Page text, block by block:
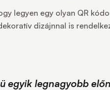
legyen egy olyan QR
dizájnnal is
egyik legnagyobb